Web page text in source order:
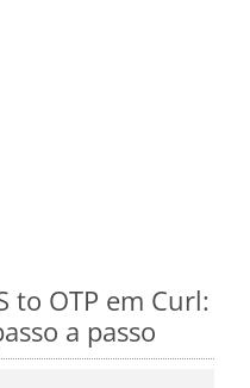
to OTP em Curl:
a passo